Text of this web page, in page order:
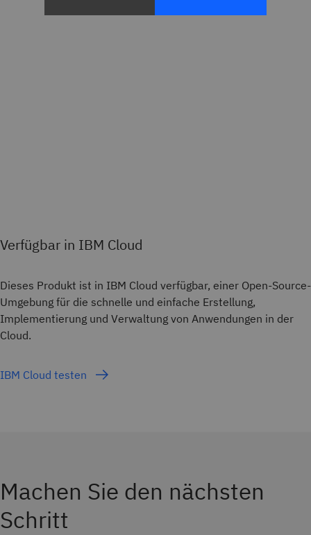
Verfügbar in IBM Cloud
Dieses Produkt ist in IBM Cloud verfügbar, einer Open-Source-
Umgebung für die schnelle und einfache Erstellung,
Implementierung und Verwaltung von Anwendungen in der
Cloud.
IBM Cloud testen
Machen Sie den nächsten
Schritt